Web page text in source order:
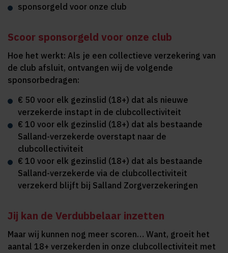
sponsorgeld voor onze club
Scoor sponsorgeld voor onze club
Hoe het werkt: Als je een collectieve verzekering van
de club afsluit, ontvangen wij de volgende
sponsorbedragen:
€ 50 voor elk gezinslid (18+) dat als nieuwe
verzekerde instapt in de clubcollectiviteit
€ 10 voor elk gezinslid (18+) dat als bestaande
Salland-verzekerde overstapt naar de
clubcollectiviteit
€ 10 voor elk gezinslid (18+) dat als bestaande
Salland-verzekerde via de clubcollectiviteit
verzekerd blijft bij Salland Zorgverzekeringen
Jij kan de Verdubbelaar inzetten
Maar wij kunnen nog meer scoren… Want, groeit het
aantal 18+ verzekerden in onze clubcollectiviteit met